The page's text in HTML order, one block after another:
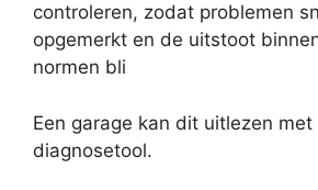
controleren, zodat problemen
opgemerkt en de uitstoot
normen bli
Een garage kan dit uitlezen met
diagnosetool.